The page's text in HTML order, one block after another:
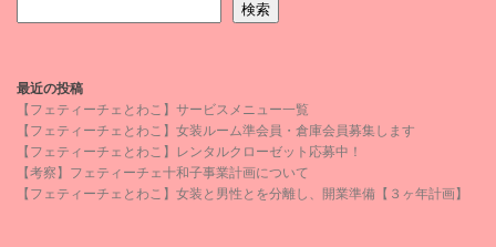
検索
最近の投稿
【フェティーチェとわこ】サービスメニュー一覧
【フェティーチェとわこ】女装ルーム準会員・倉庫会員募集します
【フェティーチェとわこ】レンタルクローゼット応募中！
【考察】フェティーチェ十和子事業計画について
【フェティーチェとわこ】女装と男性とを分離し、開業準備【３ヶ年計画】